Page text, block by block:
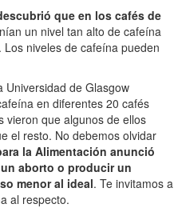
que en los cafés de
un nivel tan alto de cafeína
niveles de cafeína pueden
Universidad de Glasgow
en diferentes 20 cafés
vieron que algunos de ellos
el resto. No debemos olvidar
la Alimentación anunció
aborto o producir un
menor al ideal. Te invitamos a
al respecto.